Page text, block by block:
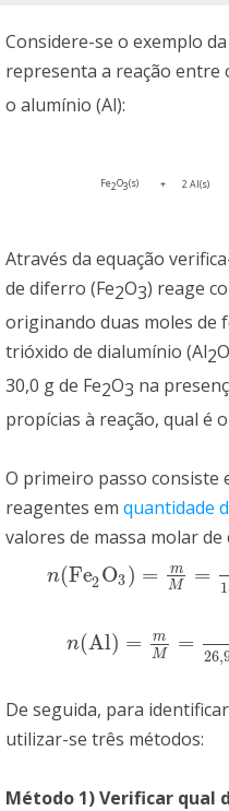
Considere-se o exemplo
representa a reação entre
o alumínio (Al):
Fe2O3(s) + 2 Al(s)
Através da equação
de diferro (Fe2O3) reage
originando duas moles de
trióxido de dialumínio (Al2O
30,0 g de Fe2O3 na
propícias à reação, qual é
O primeiro passo consiste
reagentes em quantidade
valores de massa molar
n(Fe2O3) =
m
M
=
n(Fe2O3)=mM =30 0g
n(Al) =
m
M
=
26,
n(Al)=mM =12 0g26,
De seguida, para
utilizar-se três métodos:
Método 1) Verificar qual